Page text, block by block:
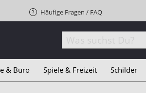
Häufige Fragen / FAQ
& Büro Spiele & Freizeit Schilder